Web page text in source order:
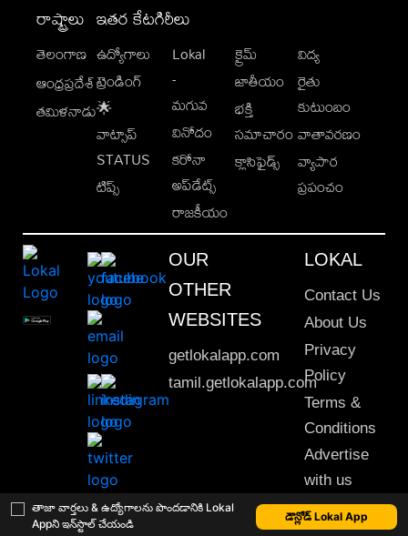
తాజా వార్తలు & ఉద్యోగాలను పొందడానికి Lokal
Appని ఇన్‌స్టాల్ చేయండి
డౌన్లోడ్ Lokal App
రాష్ట్రాలు
తెలంగాణ
ఆంధ్రప్రదేశ్
తమిళనాడు
ఇతర కేటగిరీలు
ఉద్యోగాలు
ట్రెండింగ్
🌟
వాట్సాప్
STATUS
టిప్స్
Lokal
-
మగువ
వినోదం
కరోనా
అప్‌డేట్స్
రాజకీయం
క్రైమ్
జాతీయం
భక్తి
సమాచారం
క్లాసిఫైడ్స్
విద్య
రైతు
కుటుంబం
వాతావరణం
వ్యాపార
ప్రపంచం
OUR
OTHER
WEBSITES
getlokalapp.com
tamil.getlokalapp.com
LOKAL
Contact Us
About Us
Privacy
Policy
Terms &
Conditions
Advertise
with us
Sitemap
This material may not be published, transmitted, rewritten or redistributed. © 2020 Lokal App. All rights reserved.